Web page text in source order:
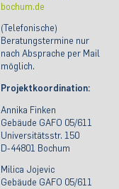
bochum.de
(Telefonische)
Beratungstermine nur
nach Absprache per Mail
möglich.
Projektkoordination:
Annika Finken
Gebäude GAFO 05/611
Universitätsstr. 150
D-44801 Bochum
Milica Jojevic
Gebäude GAFO 05/611